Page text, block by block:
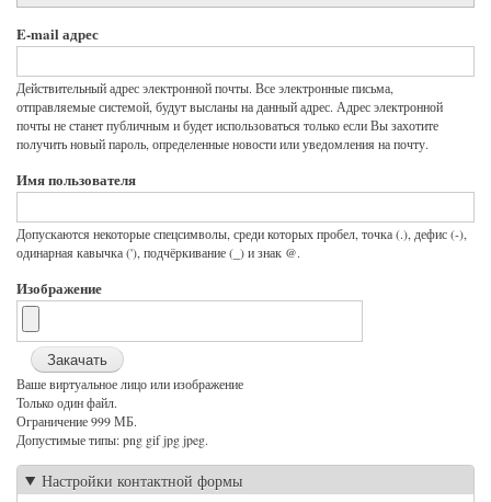
E-mail адрес
Действительный адрес электронной почты. Все электронные письма,
отправляемые системой, будут высланы на данный адрес. Адрес электронной
почты не станет публичным и будет использоваться только если Вы захотите
получить новый пароль, определенные новости или уведомления на почту.
Имя пользователя
Допускаются некоторые спецсимволы, среди которых пробел, точка (.), дефис (-),
одинарная кавычка ('), подчёркивание (_) и знак @.
Изображение
Ваше виртуальное лицо или изображение
Только один файл.
Ограничение 999 МБ.
Допустимые типы: png gif jpg jpeg.
Настройки контактной формы